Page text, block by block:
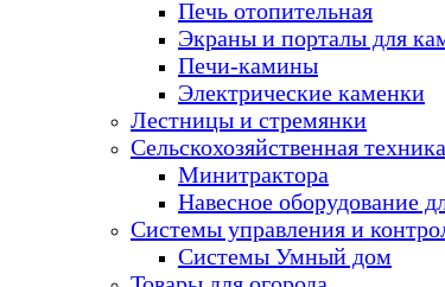
Печь отопительная
Экраны и порталы для
Печи-камины
Электрические каменки
Лестницы и стремянки
Сельскохозяйственная техника
Минитрактора
Навесное оборудование
Системы управления и
Системы Умный дом